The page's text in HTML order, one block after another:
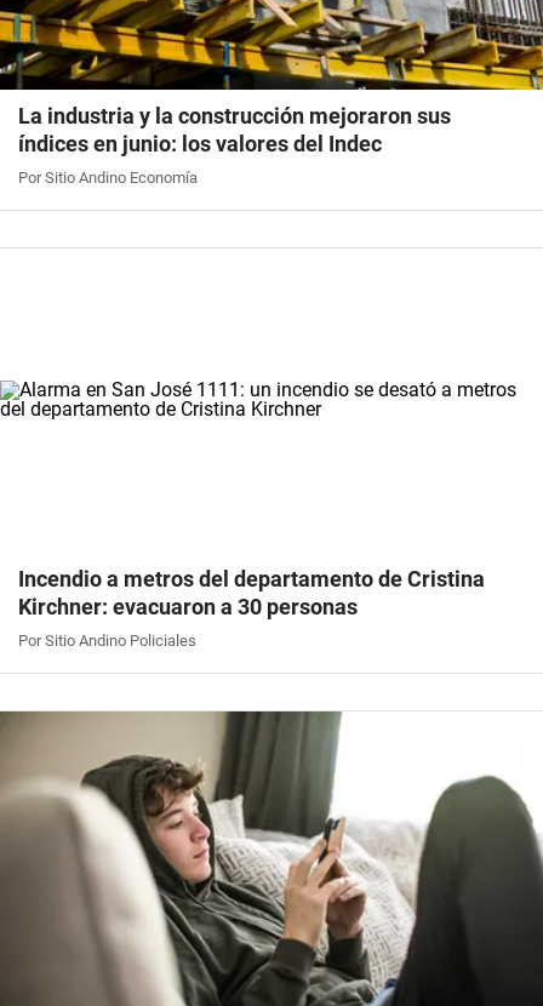
La industria y la construcción mejoraron sus
índices en junio: los valores del Indec
Por Sitio Andino Economía
Incendio a metros del departamento de Cristina
Kirchner: evacuaron a 30 personas
Por Sitio Andino Policiales